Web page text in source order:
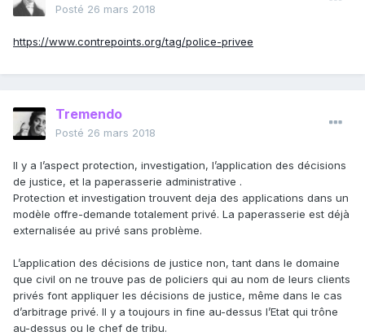
Posté 26 mars 2018
https://www.contrepoints.org/tag/police-privee
Tremendo
Posté 26 mars 2018
Il y a l’aspect protection, investigation, l’application des décisions
de justice, et la paperasserie administrative .
Protection et investigation trouvent deja des applications dans un
modèle offre-demande totalement privé. La paperasserie est déjà
externalisée au privé sans problème.
L’application des décisions de justice non, tant dans le domaine
que civil on ne trouve pas de policiers qui au nom de leurs clients
privés font appliquer les décisions de justice, même dans le cas
d’arbitrage privé. Il y a toujours in fine au-dessus l’Etat qui trône
au-dessus ou le chef de tribu.